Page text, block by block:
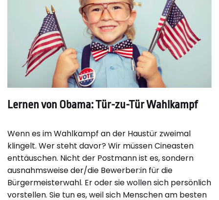
Lernen von Obama: Tür-zu-Tür Wahlkampf
Wenn es im Wahlkampf an der Haustür zweimal
klingelt. Wer steht davor? Wir müssen Cineasten
enttäuschen. Nicht der Postmann ist es, sondern
ausnahmsweise der/die Bewerber:in für die
Bürgermeisterwahl. Er oder sie wollen sich persönlich
vorstellen. Sie tun es, weil sich Menschen am besten